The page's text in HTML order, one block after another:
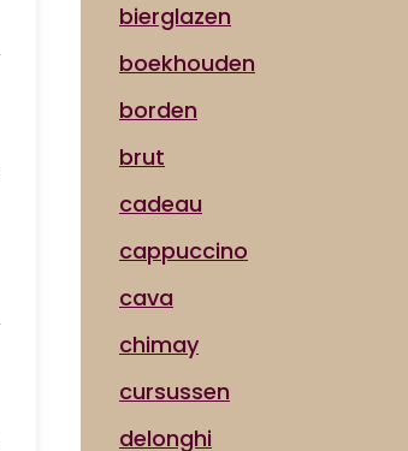
bierglazen
boekhouden
borden
brut
cadeau
cappuccino
cava
chimay
cursussen
delonghi